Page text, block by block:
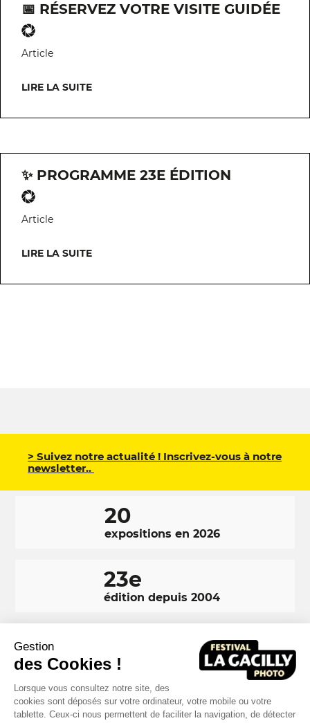
Gestion
des Cookies !
Lorsque vous consultez notre site, des
cookies sont déposés sur votre ordinateur, votre mobile ou votre
tablette. Ceux-ci nous permettent de faciliter la navigation, de détecter
📅 RÉSERVEZ VOTRE VISITE GUIDÉE
Article
LIRE LA SUITE
✨ PROGRAMME 23E ÉDITION
Article
LIRE LA SUITE
> Suivez notre actualité ! Inscrivez-vous à notre
newsletter..
20
expositions en 2026
23e
édition depuis 2004
visiteurs en 2025